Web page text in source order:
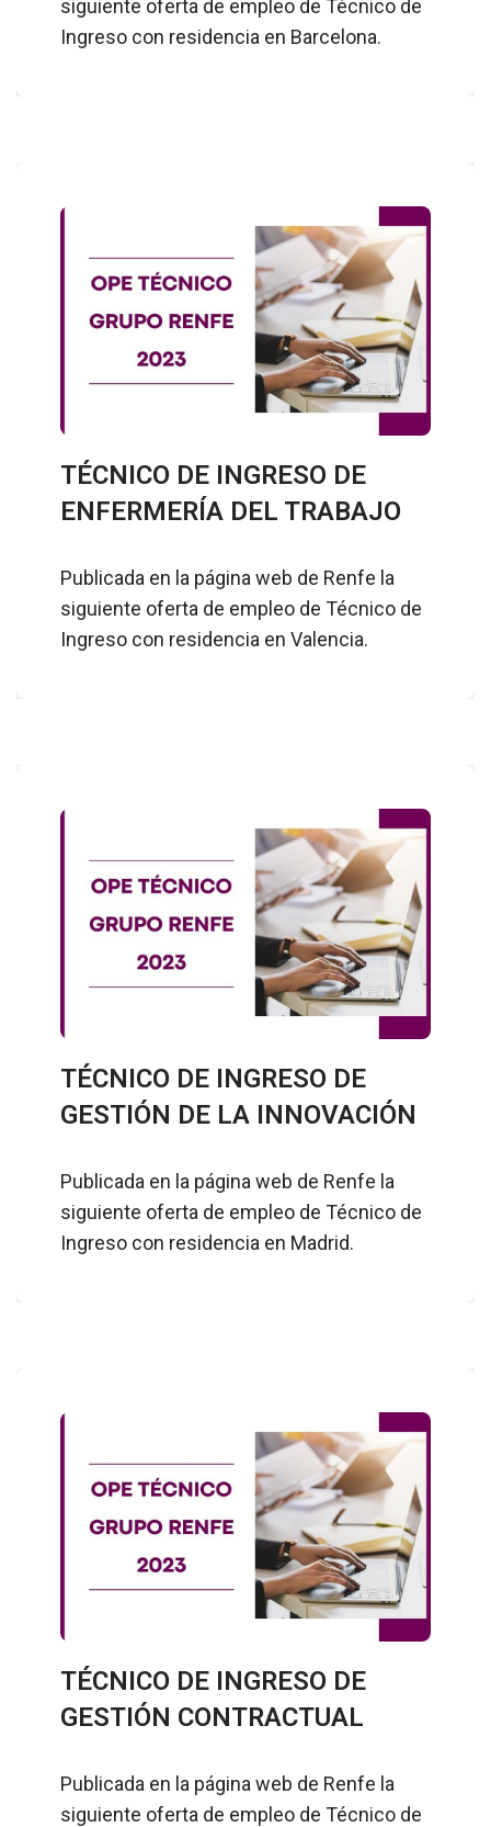
siguiente oferta de empleo de Técnico de
Ingreso con residencia en Barcelona.
TÉCNICO DE INGRESO DE
ENFERMERÍA DEL TRABAJO
Publicada en la página web de Renfe la
siguiente oferta de empleo de Técnico de
Ingreso con residencia en Valencia.
TÉCNICO DE INGRESO DE
GESTIÓN DE LA INNOVACIÓN
Publicada en la página web de Renfe la
siguiente oferta de empleo de Técnico de
Ingreso con residencia en Madrid.
TÉCNICO DE INGRESO DE
GESTIÓN CONTRACTUAL
Publicada en la página web de Renfe la
siguiente oferta de empleo de Técnico de